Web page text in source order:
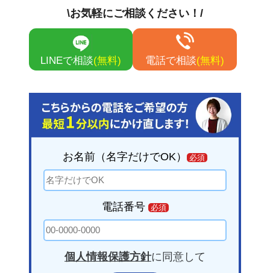
で今後またつまる可能性があります。
\お気軽にご相談ください！/
LINEで相談(無料) 電話で相談(無料)
お名前（名字だけでOK） 必須
電話番号 必須
個人情報保護方針に同意して